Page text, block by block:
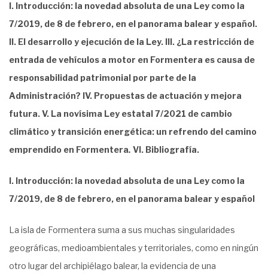
I. Introducción: la novedad absoluta de una Ley como la
7/2019, de 8 de febrero, en el panorama balear y español.
II. El desarrollo y ejecución de la Ley. III. ¿La restricción de
entrada de vehículos a motor en Formentera es causa de
responsabilidad patrimonial por parte de la
Administración? IV. Propuestas de actuación y mejora
futura. V. La novísima Ley estatal 7/2021 de cambio
climático y transición energética: un refrendo del camino
emprendido en Formentera. VI. Bibliografía.
I. Introducción: la novedad absoluta de una Ley como la
7/2019, de 8 de febrero, en el panorama balear y español
La isla de Formentera suma a sus muchas singularidades
geográficas, medioambientales y territoriales, como en ningún
otro lugar del archipiélago balear, la evidencia de una